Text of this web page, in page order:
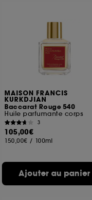
MAISON FRANCIS
KURKDJIAN
Baccarat Rouge 540
Huile parfumante corps
3
105,00€
150,00€ / 100ml
Ajouter au panier